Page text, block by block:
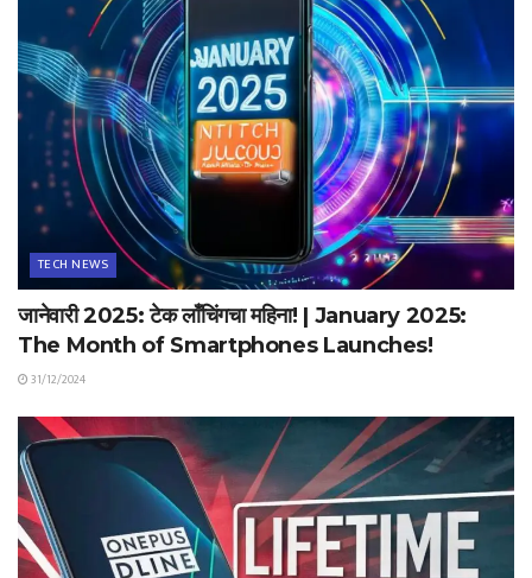
TECH NEWS
जानेवारी 2025: टेक लाँचिंगचा महिना! | January 2025:
The Month of Smartphones Launches!
31/12/2024